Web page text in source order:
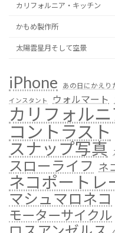
カリフォルニア・キッチン
かもめ製作所
太陽雲星月そして空景
iPhone あの日にかえり
インスタント ウォルマート
カリフォルニ
コントラスト
スナップ写真
スローライフ ネ
ネコポートレ
マシュマロネコ
モーターサイクル